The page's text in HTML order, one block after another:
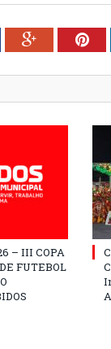
Google+
– III COPA
FUTEBOL